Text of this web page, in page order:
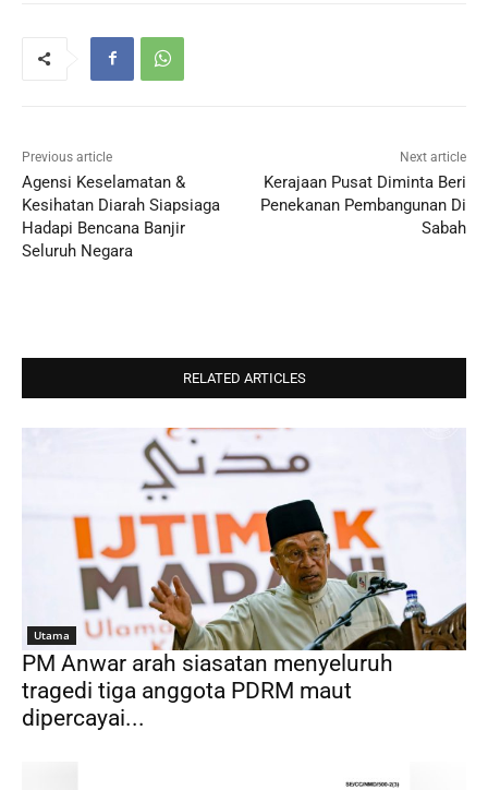
Previous article
Agensi Keselamatan &
Kesihatan Diarah Siapsiaga
Hadapi Bencana Banjir
Seluruh Negara
Next article
Kerajaan Pusat Diminta Beri
Penekanan Pembangunan Di
Sabah
RELATED ARTICLES
Utama
PM Anwar arah siasatan menyeluruh
tragedi tiga anggota PDRM maut
dipercayai...